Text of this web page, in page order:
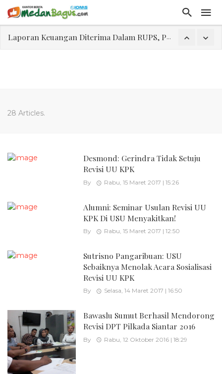
Laporan Keuangan Diterima Dalam RUPS, Pelaporan Hingga Penahanan Mantan Direktur PT GKS Dinilai Rancu
28 Articles.
Desmond: Gerindra Tidak Setuju
Revisi UU KPK
By Rabu, 15 Maret 2017 | 15:26
Alumni: Seminar Usulan Revisi UU
KPK Di USU Menyakitkan!
By Rabu, 15 Maret 2017 | 12:50
Sutrisno Pangaribuan: USU
Sebaiknya Menolak Acara Sosialisasi
Revisi UU KPK
By Selasa, 14 Maret 2017 | 16:50
Bawaslu Sumut Berhasil Mendorong
Revisi DPT Pilkada Siantar 2016
By Rabu, 12 Oktober 2016 | 18:29